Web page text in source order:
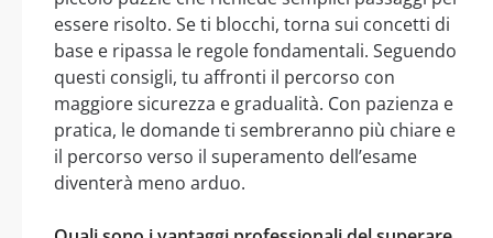
essere risolto. Se ti blocchi, torna sui concetti di
base e ripassa le regole fondamentali. Seguendo
questi consigli, tu affronti il percorso con
maggiore sicurezza e gradualità. Con pazienza e
pratica, le domande ti sembreranno più chiare e
il percorso verso il superamento dell’esame
diventerà meno arduo.